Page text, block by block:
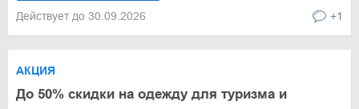
Действует до 30.09.2026 +1
АКЦИЯ
До 50% скидки на одежду для туризма и